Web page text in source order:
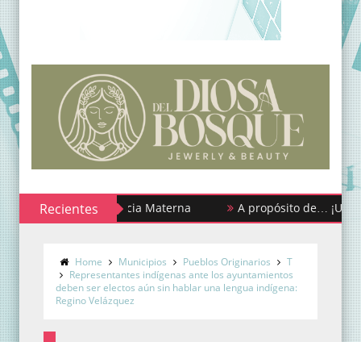
Recientes
de la Lactancia Materna
A propósito de… ¡Urgencias y
y mitos de la menstruación
Home Municipios Pueblos Originarios
T
Representantes indígenas ante los ayuntamientos
deben ser electos aún sin hablar una lengua indígena:
Regino Velázquez